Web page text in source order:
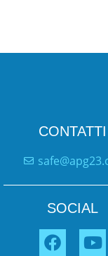
CONTATTI
SOCIAL